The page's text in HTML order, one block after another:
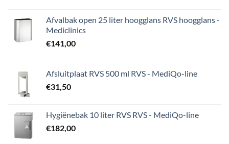
Afvalbak open 25 liter hoogglans RVS hoogglans -
Mediclinics
€141,00
Afsluitplaat RVS 500 ml RVS - MediQo-line
€31,50
Hygiënebak 10 liter RVS RVS - MediQo-line
€182,00